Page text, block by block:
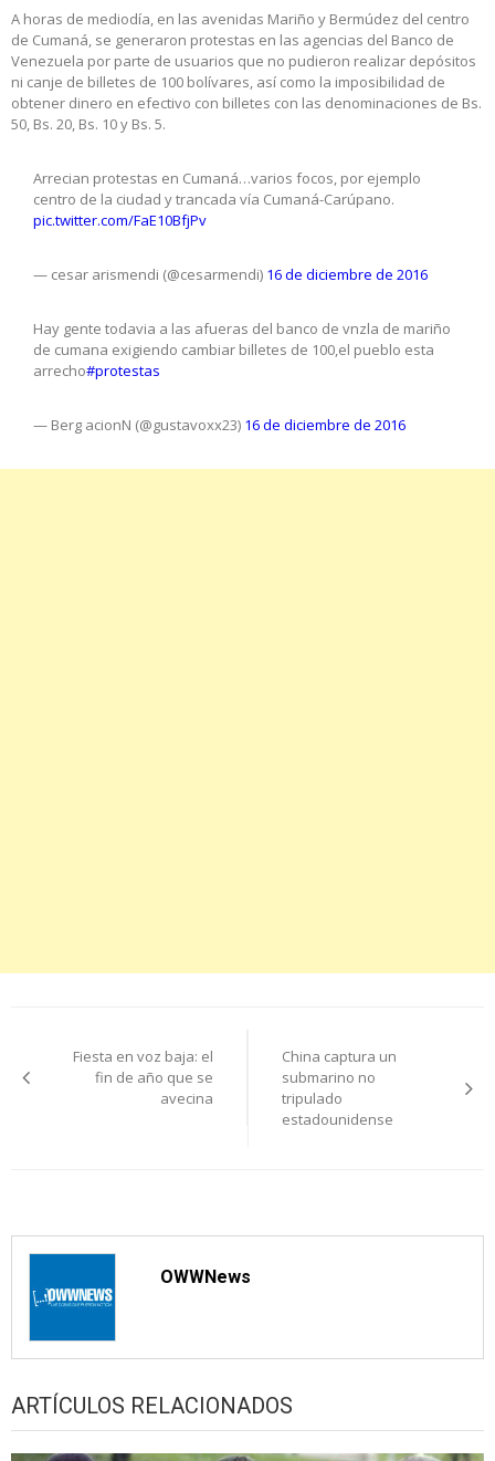
A horas de mediodía, en las avenidas Mariño y Bermúdez del centro
de Cumaná, se generaron protestas en las agencias del Banco de
Venezuela por parte de usuarios que no pudieron realizar depósitos
ni canje de billetes de 100 bolívares, así como la imposibilidad de
obtener dinero en efectivo con billetes con las denominaciones de Bs.
50, Bs. 20, Bs. 10 y Bs. 5.
Arrecian protestas en Cumaná…varios focos, por ejemplo
centro de la ciudad y trancada vía Cumaná-Carúpano.
pic.twitter.com/FaE10BfjPv
— cesar arismendi (@cesarmendi) 16 de diciembre de 2016
Hay gente todavia a las afueras del banco de vnzla de mariño
de cumana exigiendo cambiar billetes de 100,el pueblo esta
arrecho#protestas
— Berg acionN (@gustavoxx23) 16 de diciembre de 2016
de
Fiesta en voz baja: el
fin de año que se
avecina
China captura un
submarino no
tripulado
estadounidense
OWWNews
ARTÍCULOS RELACIONADOS